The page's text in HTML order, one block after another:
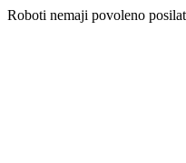
Roboti nemaji povoleno